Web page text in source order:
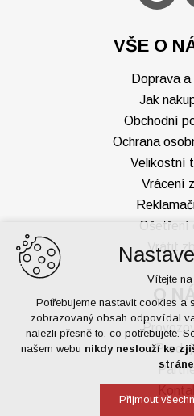
O
VŠE O
Doprava
Jak
Obchodní
Ochrana
Velikostní
Vrácení
Ošetření
Vrátit
Vítejte
Potřebujeme nastavit cookies a
zobrazovaný obsah odpovídal
nalezli přesně to, co potřebujete.
našem webu nikdy neslouží ke
Přijmout